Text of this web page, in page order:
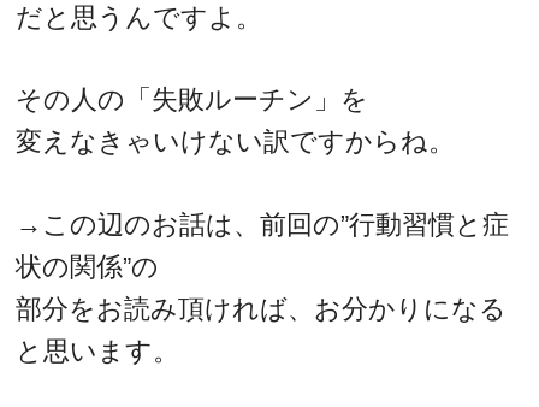
だと思うんですよ。
その人の「失敗ルーチン」を
変えなきゃいけない訳ですからね。
→この辺のお話は、前回の”行動習慣と症
状の関係”の
部分をお読み頂ければ、お分かりになる
と思います。